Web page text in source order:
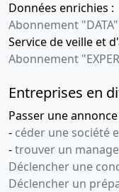
Données enrichies :
Abonnement "DATA"
Service de veille et
Abonnement
Entreprises en
Passer une
- céder une société
-trouver un
Déclencher une
Déclencher un